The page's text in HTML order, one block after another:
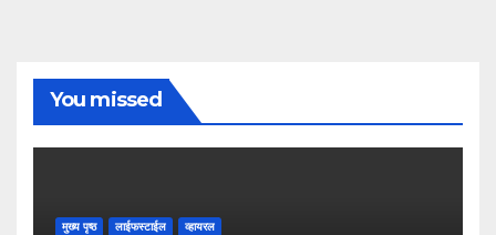
You missed
मुख्य पृष्ठ लाईफस्टाईल व्हायरल